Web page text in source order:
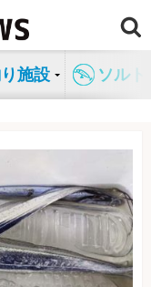
施設 ソル